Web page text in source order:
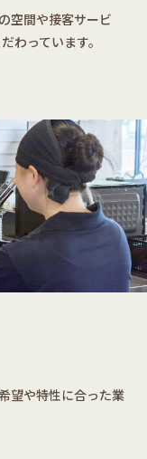
空間や接客サービ
わっています。
望や特性に合った業